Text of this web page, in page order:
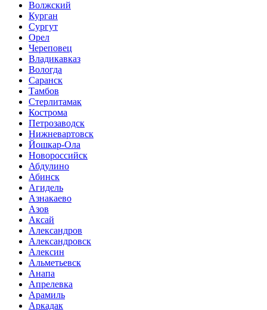
Волжский
Курган
Сургут
Орел
Череповец
Владикавказ
Вологда
Саранск
Тамбов
Стерлитамак
Кострома
Петрозаводск
Нижневартовск
Йошкар-Ола
Новороссийск
Абдулино
Абинск
Агидель
Азнакаево
Азов
Аксай
Александров
Александровск
Алексин
Альметьевск
Анапа
Апрелевка
Арамиль
Аркадак